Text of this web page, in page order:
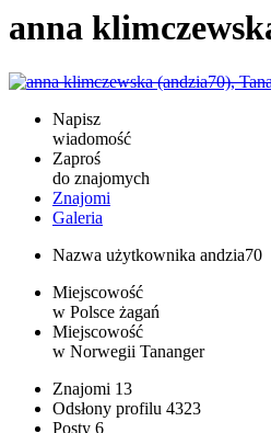
anna
Napisz
wiadomość
Zaproś
do znajomych
Znajomi
Galeria
Nazwa użytkownika andzia70
Miejscowość
w Polsce żagań
Miejscowość
w Norwegii Tananger
Znajomi 13
Odsłony profilu 4323
Posty 6